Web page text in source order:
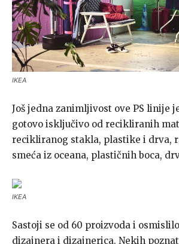
IKEA
Još jedna zanimljivost ove PS linije
gotovo isključivo od recikliranih
recikliranog stakla, plastike i drva,
smeća iz oceana, plastičnih boca,
IKEA
Sastoji se od 60 proizvoda i
dizajnera i dizajnerica. Nekih